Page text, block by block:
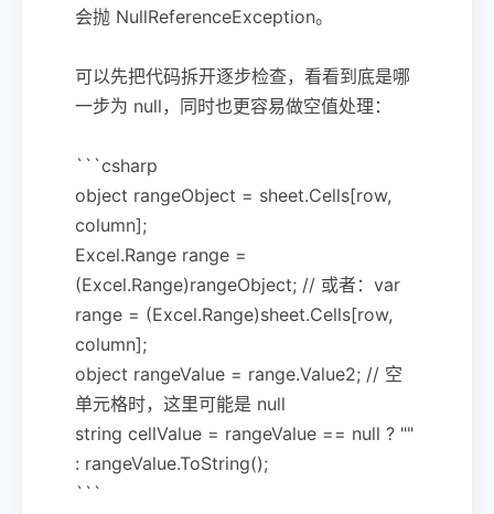
会抛 NullReferenceException。
可以先把代码拆开逐步检查，看看到底是哪
一步为 null，同时也更容易做空值处理：
```csharp
object rangeObject = sheet.Cells[row,
column];
Excel.Range range =
(Excel.Range)rangeObject; // 或者：var
range = (Excel.Range)sheet.Cells[row,
column];
object rangeValue = range.Value2; // 空
单元格时，这里可能是 null
string cellValue = rangeValue == null ? ""
: rangeValue.ToString();
```